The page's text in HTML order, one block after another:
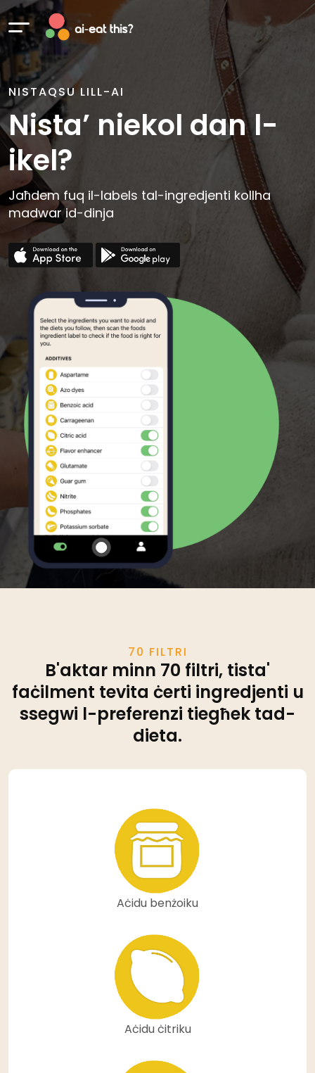
NISTAQSU LILL-AI
Nista’ niekol dan l-
ikel?
Jaħdem fuq il-labels tal-ingredjenti kollha
madwar id-dinja
70 FILTRI
B'aktar minn 70 filtri, tista'
faċilment tevita ċerti ingredjenti u
ssegwi l-preferenzi tiegħek tad-
dieta.
Aċidu benżoiku
Aċidu ċitriku